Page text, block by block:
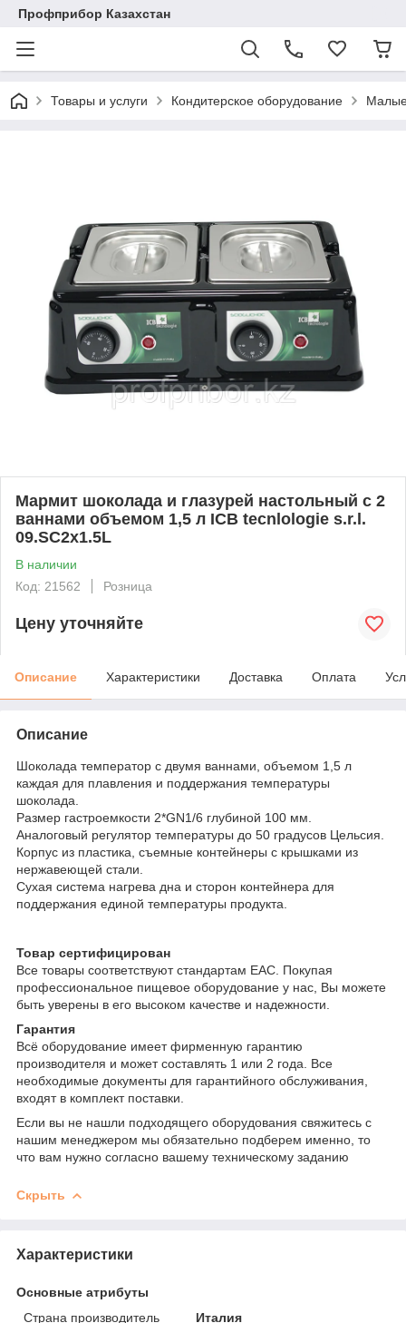
Профприбор Казахстан
Товары и услуги Кондитерское оборудование
Мармит шоколада и глазурей настольный с 2
ваннами объемом 1,5 л ICB tecnlologie s.r.l.
09.SC2x1.5L
В наличии
Код: 21562
Розница
Цену уточняйте
Описание Характеристики Доставка Оплата
Описание
Шоколада температор с двумя ваннами, объемом 1,5 л
каждая для плавления и поддержания температуры
шоколада.
Размер гастроемкости 2*GN1/6 глубиной 100 мм.
Аналоговый регулятор температуры до 50 градусов Цельсия.
Корпус из пластика, съемные контейнеры с крышками из
нержавеющей стали.
Сухая система нагрева дна и сторон контейнера для
поддержания единой температуры продукта.
Товар сертифицирован
Все товары соответствуют стандартам EAC. Покупая
профессиональное пищевое оборудование у нас, Вы можете
быть уверены в его высоком качестве и надежности.
Гарантия
Всё оборудование имеет фирменную гарантию
производителя и может составлять 1 или 2 года. Все
необходимые документы для гарантийного обслуживания,
входят в комплект поставки.
Если вы не нашли подходящего оборудования свяжитесь с
нашим менеджером мы обязательно подберем именно, то
что вам нужно согласно вашему техническому заданию
Скрыть
Характеристики
Основные атрибуты
Страна производитель
Италия